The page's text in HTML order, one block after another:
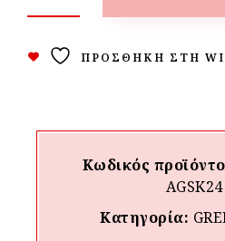
ΠΡΟΣΘΉΚΗ ΣΤΗ
Κωδικός
AGSK24
Κατηγορία: